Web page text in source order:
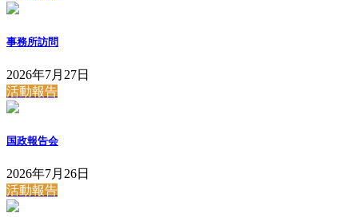
事務所訪問
2026年7月27日
活動報告
国政報告会
2026年7月26日
活動報告